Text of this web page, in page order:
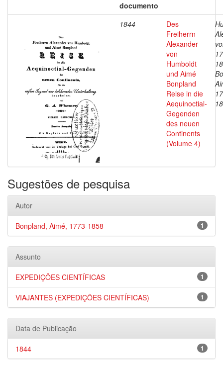
documento
1844
Des
Freiherrn
Alexander
von
Humboldt
und Aimé
Bonpland
Reise in die
Aequinoctial-
Gegenden
des neuen
Continents
(Volume 4)
Sugestões de pesquisa
Autor
1
Bonpland, Aimé, 1773-1858
Assunto
1
EXPEDIÇÕES CIENTÍFICAS
1
VIAJANTES (EXPEDIÇÕES CIENTÍFICAS)
Data de Publicação
1
1844